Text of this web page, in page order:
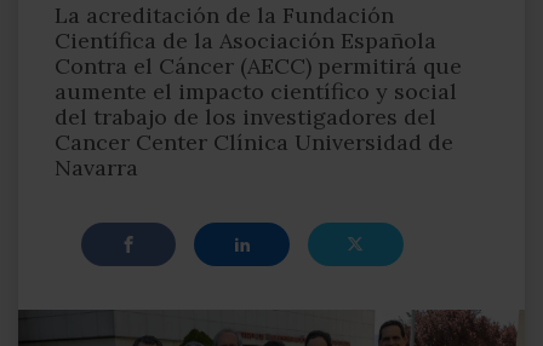
La acreditación de la Fundación
Científica de la Asociación Española
Contra el Cáncer (AECC) permitirá que
aumente el impacto científico y social
del trabajo de los investigadores del
Cancer Center Clínica Universidad de
Navarra